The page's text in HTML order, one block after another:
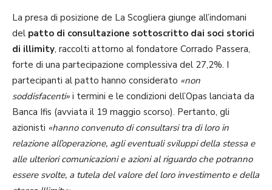
La presa di posizione de La Scogliera giunge all’indomani
del patto di consultazione sottoscritto dai soci storici
di illimity, raccolti attorno al fondatore Corrado Passera,
forte di una partecipazione complessiva del 27,2%. I
partecipanti al patto hanno considerato «non
soddisfacenti» i termini e le condizioni dell’Opas lanciata da
Banca Ifis (avviata il 19 maggio scorso). Pertanto, gli
azionisti «hanno convenuto di consultarsi tra di loro in
relazione all’operazione, agli eventuali sviluppi della stessa e
alle ulteriori comunicazioni e azioni al riguardo che potranno
essere svolte, a tutela del valore del loro investimento e della